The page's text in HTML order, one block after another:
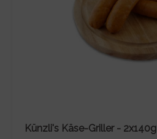
Künzli's Käse-Griller - 2x140g